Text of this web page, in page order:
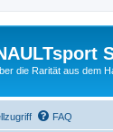
die Rarität aus dem
FAQ